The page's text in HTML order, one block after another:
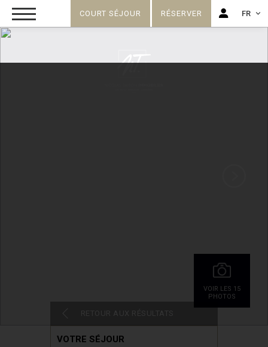
COURT SÉJOUR RÉSERVER FR
EN
VOIR LES 15
PHOTOS
VOTRE SÉJOUR